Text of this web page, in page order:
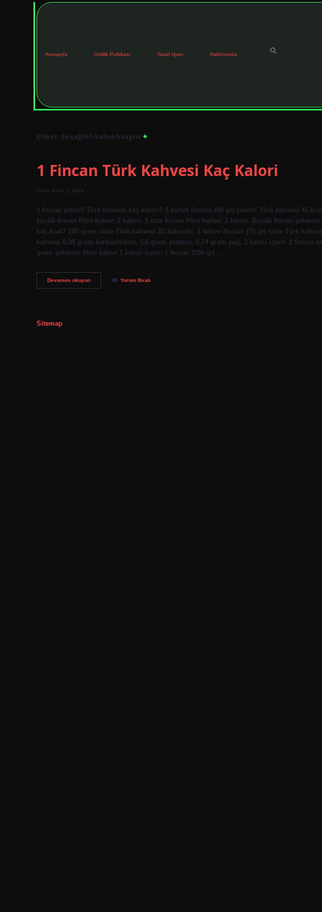
Anasayfa Gizlilik Politikası Yasal Uyarı Hakkımızda
Etiket: En sağlıklı kahve hangisi
1 Fincan Türk Kahvesi Kaç Kalori
Tarih: Ekim 1, 2024
1 fincan şekerli Türk kahvesi kaç kalori? 1 kahve fincanı (80 gr) şekerli Türk kahvesi 42
küçük fincan filtre kahve: 2 kalori. 1 orta fincan filtre kahve: 2 kalori. Büyük fincan
kaç kcal? 100 gram sade Türk kahvesi 10 kaloridir. 1 kahve fincanı (70 gr) sade Türk
kahvesi 0,09 gram karbonhidrat, 0,6 gram protein, 0,74 gram yağ, 3 kalori içerir. 2 fincan
gram şekersiz filtre kahve 1 kalori içerir. 1 fincan (200 gr)…
Devamını okuyun1
Fincan
Yorum Bırak
Sitemap